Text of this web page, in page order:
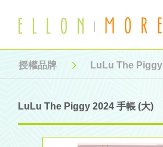
授權品牌 LuLu The Piggy
LuLu The Piggy 2024 手帳 (大)